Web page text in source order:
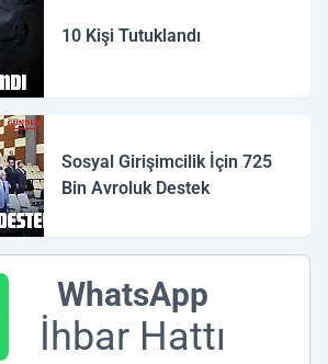
10 Kişi Tutuklandı
Sosyal Girişimcilik İçin 725
Bin Avroluk Destek
WhatsApp
İhbar Hattı